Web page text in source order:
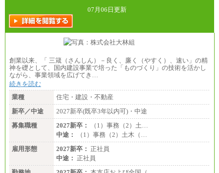
07月06日更新
創業以来、「 三箴（さんしん）－良く、廉く（やすく）、速い」の精
神を礎として、国内建設事業で培った「ものづくり」の技術を活かし
ながら、事業領域を広げてき…
続きを読む
業種
住宅・建設・不動産
新卒／中途
2027新卒(既卒3年以内可)・中途
募集職種
2027新卒：
（1）事務（2）土…
中途：
（1）事務（2）土木（…
雇用形態
2027新卒： 正社員
中途： 正社員